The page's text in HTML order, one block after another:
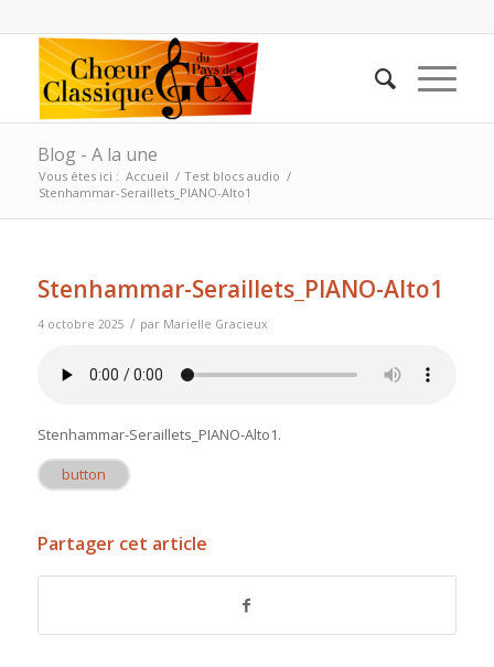
Blog - A la une
Vous êtes ici : Accueil / Test blocs audio /
Stenhammar-Seraillets_PIANO-Alto1
Stenhammar-Seraillets_PIANO-Alto1
4 octobre 2025 / par Marielle Gracieux
Stenhammar-Seraillets_PIANO-Alto1.
button
Partager cet article